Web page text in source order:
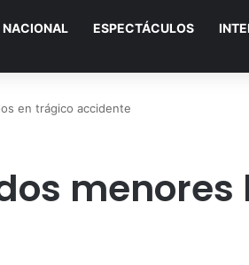
NACIONAL ESPECTÁCULOS
en trágico accidente